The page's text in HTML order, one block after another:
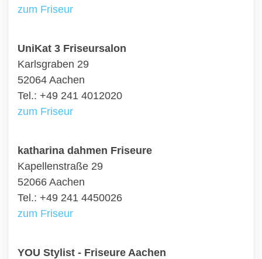
zum Friseur
UniKat 3 Friseursalon
Karlsgraben 29
52064 Aachen
Tel.: +49 241 4012020
zum Friseur
katharina dahmen Friseure
Kapellenstraße 29
52066 Aachen
Tel.: +49 241 4450026
zum Friseur
YOU Stylist - Friseure Aachen